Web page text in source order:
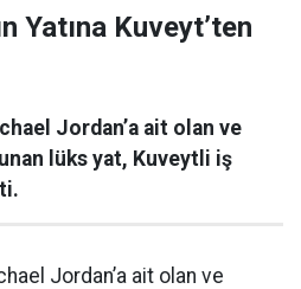
Yatına Kuveyt’ten
Jordan’a ait olan ve
lüks yat, Kuveytli iş
Jordan’a ait olan ve